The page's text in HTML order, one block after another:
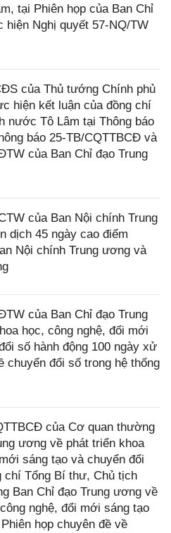
tại Phiên họp của Ban Chỉ
hiện Nghị quyết 57-NQ/TW
của Thủ tướng Chính phủ
hiện kết luận của đồng chí
nước Tô Lâm tại Thông báo
báo 25-TB/CQTTBCĐ và
của Ban Chỉ đạo Trung
của Ban Nội chính Trung
dịch 45 ngày cao điểm
Nội chính Trung ương và
của Ban Chỉ đạo Trung
học, công nghệ, đổi mới
số hành động 100 ngày xử
chuyển đổi số trong hệ thống
của Cơ quan thường
ương về phát triển khoa
sáng tạo và chuyển đổi
chí Tổng Bí thư, Chủ tịch
Ban Chỉ đạo Trung ương về
nghệ, đổi mới sáng tạo
họp chuyên đề về